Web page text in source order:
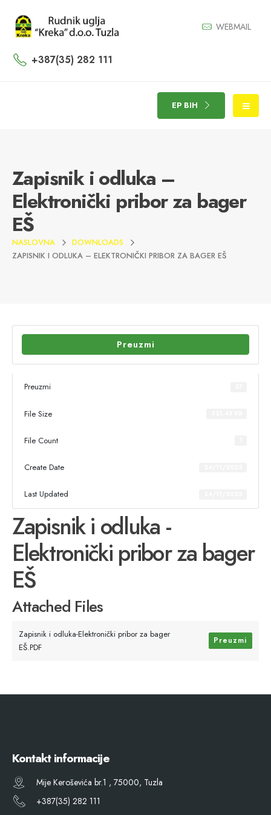
WEBMAIL
+387(35) 282 111
EP BIH
Zapisnik i odluka –
Elektronički pribor za bager
EŠ
NASLOVNA
DOWNLOADS
ZAPISNIK I ODLUKA – ELEKTRONIČKI PRIBOR ZA BAGER EŠ
Preuzmi
Preuzmi
File Size
File Count
Create Date
Last Updated
Zapisnik i odluka -
Elektronički pribor za bager
EŠ
Attached Files
Zapisnik i odluka-Elektronički pribor za bager
EŠ.PDF
Preuzmi
Kontakt informacije
Mije Keroševića br.1 , 75000, Tuzla
+387(35) 282 111